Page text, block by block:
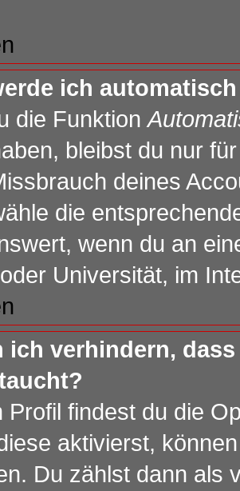
ich
die Funktion
bleibst du nur
deines
die
wenn du an
Universität, im
ich verhindern,
Profil findest du die
aktivierst,
Du zählst dann als